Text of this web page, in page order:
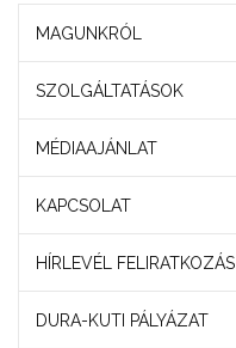
MAGUNKRÓL
SZOLGÁLTATÁSOK
MÉDIAAJÁNLAT
KAPCSOLAT
HÍRLEVÉL FELIRATKOZÁS
DURA-KUTI PÁLYÁZAT